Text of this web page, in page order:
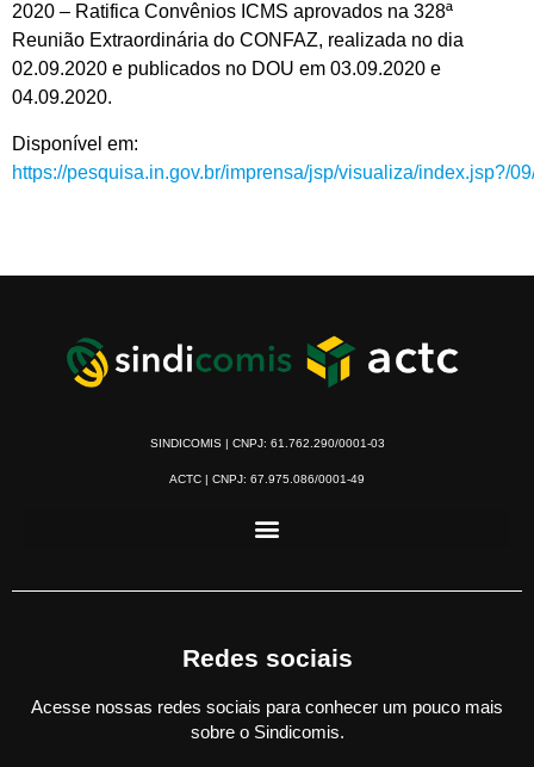
2020 – Ratifica Convênios ICMS aprovados na 328ª
Reunião Extraordinária do CONFAZ, realizada no dia
02.09.2020 e publicados no DOU em 03.09.2020 e
04.09.2020.
Disponível em:
https://pesquisa.in.gov.br/imprensa/jsp/visualiza/index.jsp?/
SINDICOMIS | CNPJ: 61.762.290/0001-03
ACTC | CNPJ: 67.975.086/0001-49
Redes sociais
Acesse nossas redes sociais para conhecer um pouco mais
sobre o Sindicomis.